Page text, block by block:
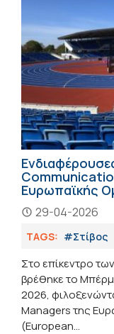
Ευρωπαϊκής
29-04-2026
TAGS: #Στίβος
Στο επίκεντρο
βρέθηκε το
2026,
Managers της
(European...